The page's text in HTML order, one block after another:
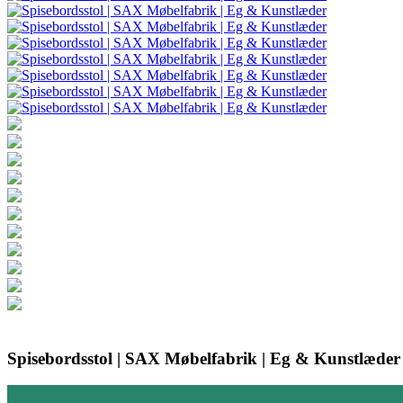
Spisebordsstol | SAX Møbelfabrik | Eg & Kunstlæder